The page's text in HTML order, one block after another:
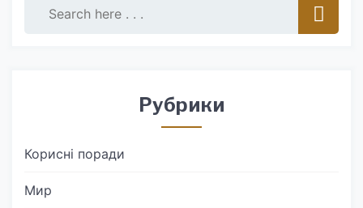
Рубрики
Корисні поради
Мир